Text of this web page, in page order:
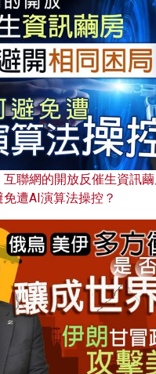
聯網的開放反催生資訊
遭AI演算法操控？